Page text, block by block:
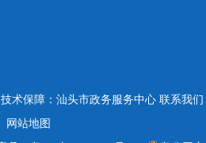
技术保障：汕头市政务服务中心 联系我们
网站地图